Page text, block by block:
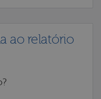
ao relatório